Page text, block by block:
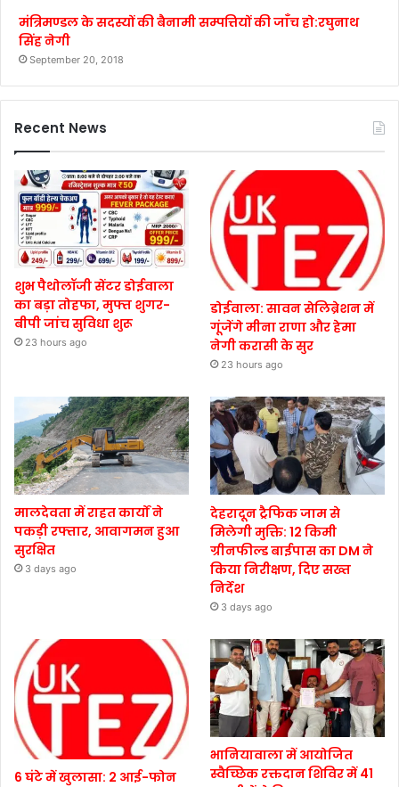
मंत्रिमण्डल के सदस्यों की बैनामी सम्पत्तियों की जाँच हो:रघुनाथ
सिंह नेगी
September 20, 2018
Recent News
शुभ पैथोलॉजी सेंटर डोईवाला
का बड़ा तोहफा, मुफ्त शुगर-
बीपी जांच सुविधा शुरू
23 hours ago
डोईवाला: सावन सेलिब्रेशन में
गूंजेंगे मीना राणा और हेमा
नेगी करासी के सुर
23 hours ago
मालदेवता में राहत कार्यों ने
पकड़ी रफ्तार, आवागमन हुआ
सुरक्षित
3 days ago
देहरादून ट्रैफिक जाम से
मिलेगी मुक्ति: 12 किमी
ग्रीनफील्ड बाईपास का DM ने
किया निरीक्षण, दिए सख्त
निर्देश
3 days ago
6 घंटे में खुलासा: 2 आई-फोन
भानियावाला में आयोजित
स्वैच्छिक रक्तदान शिविर में 41